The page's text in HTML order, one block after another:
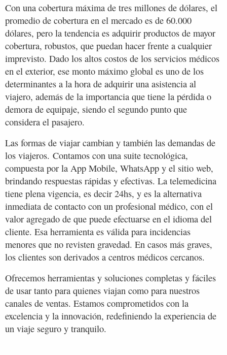
Con una cobertura máxima de tres millones de dólares, el
promedio de cobertura en el mercado es de 60.000
dólares, pero la tendencia es adquirir productos de mayor
cobertura, robustos, que puedan hacer frente a cualquier
imprevisto. Dado los altos costos de los servicios médicos
en el exterior, ese monto máximo global es uno de los
determinantes a la hora de adquirir una asistencia al
viajero, además de la importancia que tiene la pérdida o
demora de equipaje, siendo el segundo punto que
considera el pasajero.
Las formas de viajar cambian y también las demandas de
los viajeros. Contamos con una suite tecnológica,
compuesta por la App Mobile, WhatsApp y el sitio web,
brindando respuestas rápidas y efectivas. La telemedicina
tiene plena vigencia, es decir 24hs, y es la alternativa
inmediata de contacto con un profesional médico, con el
valor agregado de que puede efectuarse en el idioma del
cliente. Esa herramienta es válida para incidencias
menores que no revisten gravedad. En casos más graves,
los clientes son derivados a centros médicos cercanos.
Ofrecemos herramientas y soluciones completas y fáciles
de usar tanto para quienes viajan como para nuestros
canales de ventas. Estamos comprometidos con la
excelencia y la innovación, redefiniendo la experiencia de
un viaje seguro y tranquilo.